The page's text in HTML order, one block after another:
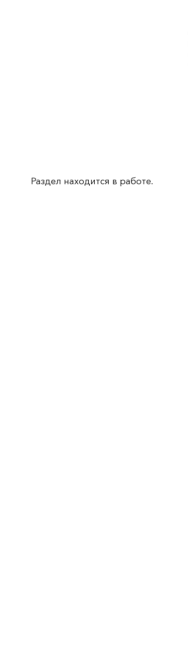
Раздел находится в работе.